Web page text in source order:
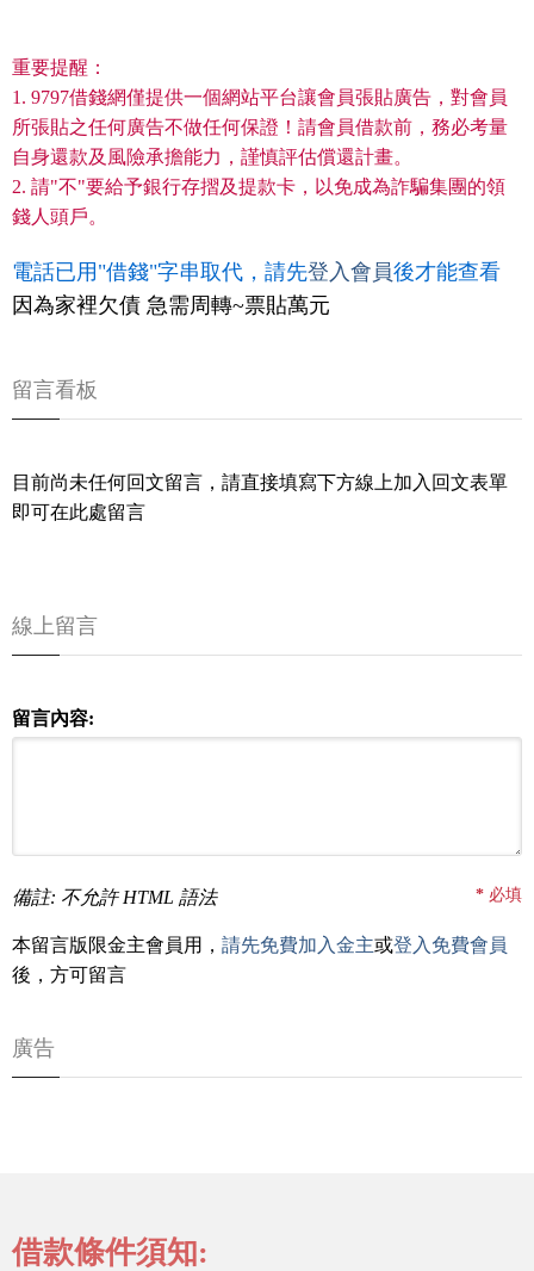
重要提醒：
1. 9797借錢網僅提供一個網站平台讓會員張貼廣告，對會員
所張貼之任何廣告不做任何保證！請會員借款前，務必考量
自身還款及風險承擔能力，謹慎評估償還計畫。
2. 請"不"要給予銀行存摺及提款卡，以免成為詐騙集團的領
錢人頭戶。
電話已用"借錢"字串取代，請先登入會員後才能查看
因為家裡欠債 急需周轉~票貼萬元
留言看板
目前尚未任何回文留言，請直接填寫下方線上加入回文表單
即可在此處留言
線上留言
留言內容:
備註: 不允許 HTML 語法 * 必填
本留言版限金主會員用， 請先免費加入金主或登入免費會員
後，方可留言
廣告
借款條件須知: